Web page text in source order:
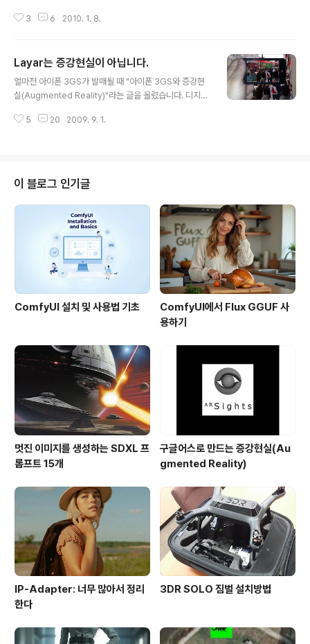
오는 화면입니다. 1996년부터 현재까지 이 강간범(현재
이폰(iPhone)과 안드로이드(Android)폰에서만 사용할
즈 옴니아(SPH-M7350)에서는 안되더군요. 사용하는 방
법은 간단합니다. www.google.com에 접속해서 검색창
아래에 있는 "Near me now" 링크를 누르면 됩니다. 자
이 서비스를 만든 목적은 첫번째, "주변 정보를 간단히, 빠
3 6 2010. 1. 8.
Layar는 증강현실이 아닙니다.
얼마전 아이폰 3GS가 발매될 때 "아이폰 3GS와 증강현
실(Augmented Reality)"라는 글을 올렸습니다. 디지털
자이로 센서와 결합하여 증강현실(Augemented Realit
에 있는 커피샵을 찾고자 할 때, 현재 방향으로 100미터를
더 가면 있다... 이런 식의 안내를 받을 수 있고, 화면에 정확
한 위치가 표시될 수 있습니다. 이 글 마지막부분을 보시면
아이폰/안드로이드 폰용 Layar를 비롯해 몇가지 증강현실
이라고 주장하는 프로그램들을 몇가지 소개하였습니다. 그
러나 기본..
5 20 2009. 9. 1.
이 블로그 인기글
ComfyUI 설치 및 사용법 기초
ComfyUI에서 Flux GGUF 사
용하기
멋진 이미지를 생성하는 SDXL 프
롬프트 15개
구글어스로 만드는 증강현실(Au
gmented Reality)
IP-Adapter: 너무 많아서 정리
한다
3DR SOLO 짐벌 설치방법